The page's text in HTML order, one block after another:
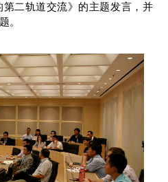
二轨道交流》的主题发言，并
。